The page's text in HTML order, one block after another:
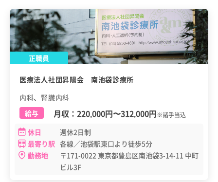
正職員
医療法人社団昇陽会 南池袋診療所
内科、腎臓内科
給与
月収： 220,000円〜312,000円※諸手当込
休日
週休2日制
最寄り駅 各線／池袋駅東口より徒歩5分
勤務地
〒171-0022 東京都豊島区南池袋3-14-11 中町
ビル3F